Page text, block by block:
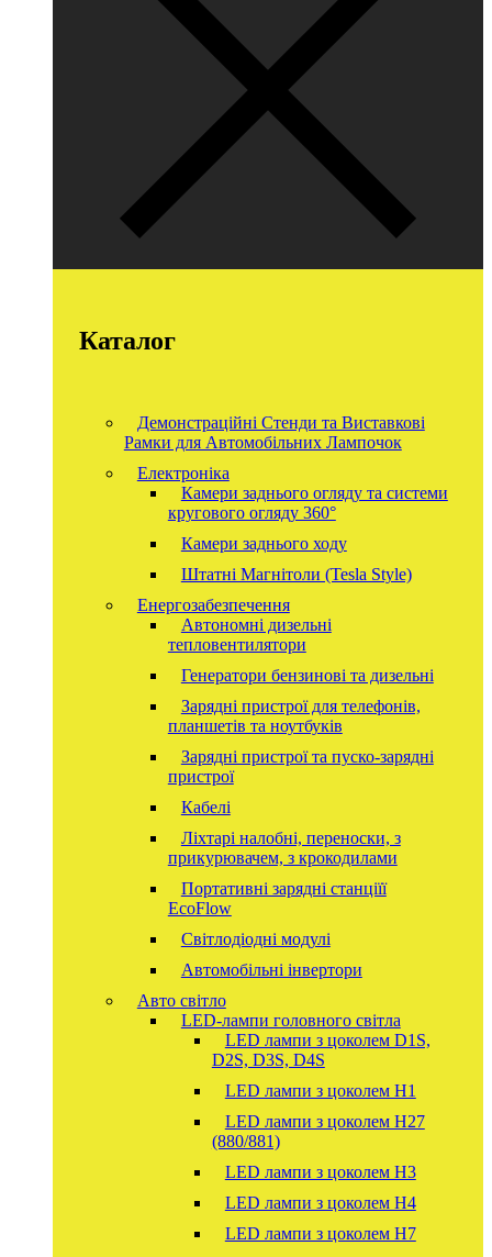
Каталог
Демонстраційні Стенди та Виставкові
Рамки для Автомобільних Лампочок
Електроніка
Камери заднього огляду та системи
кругового огляду 360°
Камери заднього ходу
Штатні Магнітоли (Tesla Style)
Енергозабезпечення
Автономні дизельні
тепловентилятори
Генератори бензинові та дизельні
Зарядні пристрої для телефонів,
планшетів та ноутбуків
Зарядні пристрої та пуско-зарядні
пристрої
Кабелі
Ліхтарі налобні, переноски, з
прикурювачем, з крокодилами
Портативні зарядні станціїї
EcoFlow
Світлодіодні модулі
Автомобільні інвертори
Авто світло
LED-лампи головного світла
LED лампи з цоколем D1S,
D2S, D3S, D4S
LED лампи з цоколем H1
LED лампи з цоколем H27
(880/881)
LED лампи з цоколем H3
LED лампи з цоколем H4
LED лампи з цоколем H7